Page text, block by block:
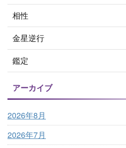
相性
金星逆行
鑑定
アーカイブ
2026年8月
2026年7月